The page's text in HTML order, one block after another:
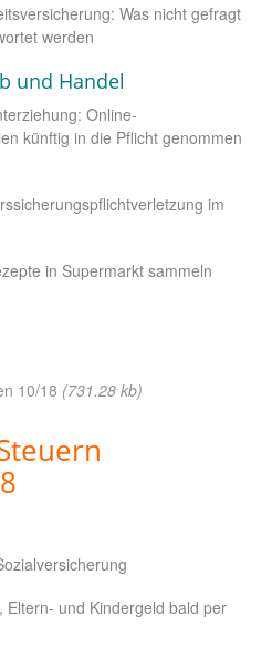
Was nicht gefragt
werden
und Handel
Online-
künftig in die Pflicht genommen
im
in Supermarkt sammeln
10/18 (731.28 kb)
Eltern- und Kindergeld bald per